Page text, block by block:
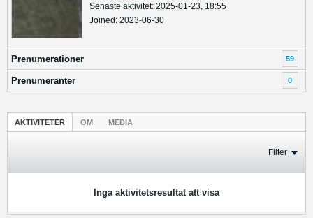
Senaste aktivitet: 2025-01-23, 18:55
Joined: 2023-06-30
Prenumerationer 59
Prenumeranter 0
AKTIVITETER OM MEDIA
Filter
Inga aktivitetsresultat att visa